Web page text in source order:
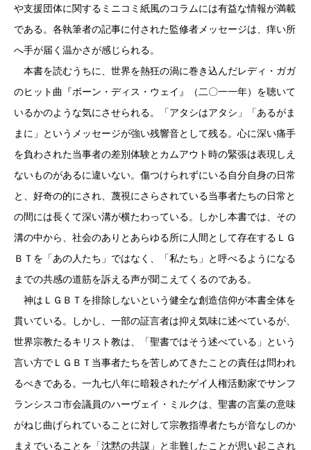
や支援団体に関するミニコミ紙風のコラムには有益な情報が満載
である。各執筆者の記事に付された監修者メッセージは、痒い所
へ手が届く温かさが感じられる。
本書を読むうちに、世界を熱狂の渦に巻き込んだレディ・ガガ
のヒット曲『ボーン・ディス・ウェイ』（二〇一一年）を聴いて
いるかのような気にさせられる。「アタシはアタシ」「あるがま
まに」というメッセージが強い残響音として残る。心に深い痛手
を負わされた当事者の差別体験とカムアウト時の緊張は表現しえ
ないものがあるに違いない。傷つけられずにいる自分自身の日常
と、好奇の的にされ、蔑視にさらされている当事者たちの日常と
の間には長くて深い溝が横たわっている。しかし本書では、その
溝の中から、社会のありとあらゆる所に人間として存在するＬＧ
ＢＴを「あの人たち」ではなく、「私たち」と呼べるようになる
までの共感の道筋を訴える声が聞こえてくるのである。
神はＬＧＢＴを排除しないという健全な創造信仰が本書全体を
貫いている。しかし、一部の証言者は抑え気味に述べているが、
世界宗教たるキリスト教は、「聖書ではそう述べている」という
言い方でＬＧＢＴ当事者たちを苦しめてきたことの責任は問われ
るべきである。一九七八年に暗殺されたゲイ人権活動家でサンフ
ランシスコ市会議員のハーヴェイ・ミルクは、聖書の言葉の意味
がねじ曲げられていることに対して宗教指導者たちが音なしのか
まえでいることを「沈黙の共謀」と非難したことが思い起こされ